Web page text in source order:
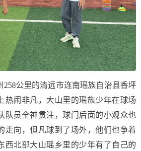
258公里的清远市连南瑶族自治县香坪
热闹非凡，大山里的瑶族少年在球场
队员全神贯注，球门后面的小观众也
走向，但凡球到了场外，他们也争着
西北部大山瑶乡里的少年有了自己的